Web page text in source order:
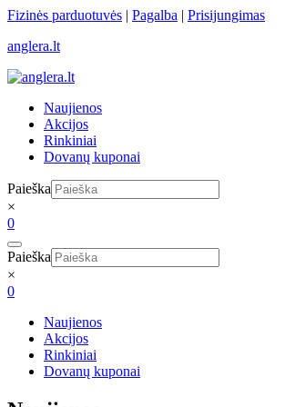
Skip
content
Fizinės parduotuvės | Pagalba | Prisijungimas
anglera.lt
Naujienos
Akcijos
Rinkiniai
Dovanų kuponai
Paieška
×
0
Paieška
×
0
Naujienos
Akcijos
Rinkiniai
Dovanų kuponai